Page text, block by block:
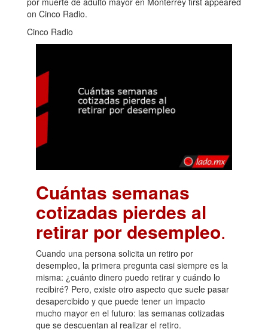
on Cinco Radio.
Cinco Radio
Cuántas semanas
cotizadas pierdes al
retirar por desempleo.
Cuando una persona solicita un retiro por
desempleo, la primera pregunta casi siempre es la
misma: ¿cuánto dinero puedo retirar y cuándo lo
recibiré? Pero, existe otro aspecto que suele pasar
desapercibido y que puede tener un impacto
mucho mayor en el futuro: las semanas cotizadas
que se descuentan al realizar el retiro.